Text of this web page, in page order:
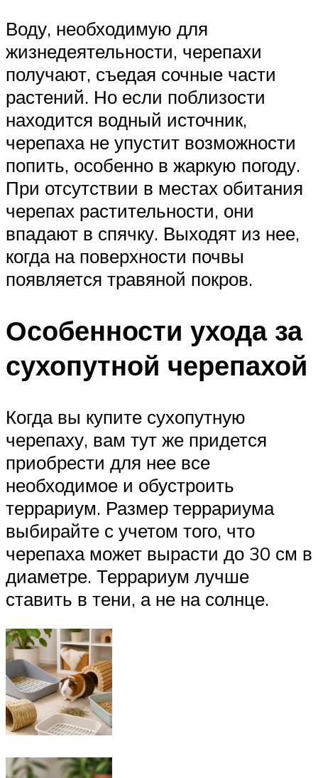
Воду, необходимую для
жизнедеятельности, черепахи
получают, съедая сочные части
растений. Но если поблизости
находится водный источник,
черепаха не упустит возможности
попить, особенно в жаркую погоду.
При отсутствии в местах обитания
черепах растительности, они
впадают в спячку. Выходят из нее,
когда на поверхности почвы
появляется травяной покров.
Особенности ухода за
сухопутной черепахой
Когда вы купите сухопутную
черепаху, вам тут же придется
приобрести для нее все
необходимое и обустроить
террариум. Размер террариума
выбирайте с учетом того, что
черепаха может вырасти до 30 см в
диаметре. Террариум лучше
ставить в тени, а не на солнце.